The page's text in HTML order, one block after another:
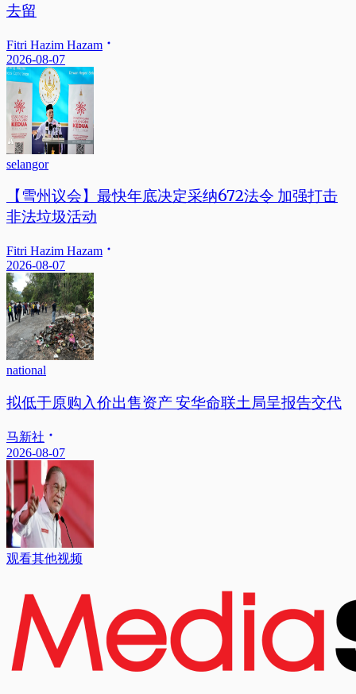
去留
Fitri Hazim Hazam
2026-08-07
selangor
【雪州议会】最快年底决定采纳672法令 加强打击
非法垃圾活动
Fitri Hazim Hazam
2026-08-07
national
拟低于原购入价出售资产 安华命联土局呈报告交代
马新社
2026-08-07
观看其他视频